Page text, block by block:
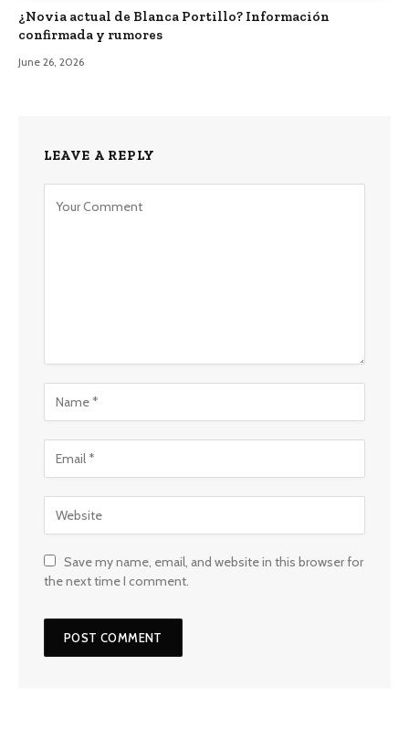
¿Novia actual de Blanca Portillo? Información
confirmada y rumores
June 26, 2026
LEAVE A REPLY
Save my name, email, and website in this browser for
the next time I comment.